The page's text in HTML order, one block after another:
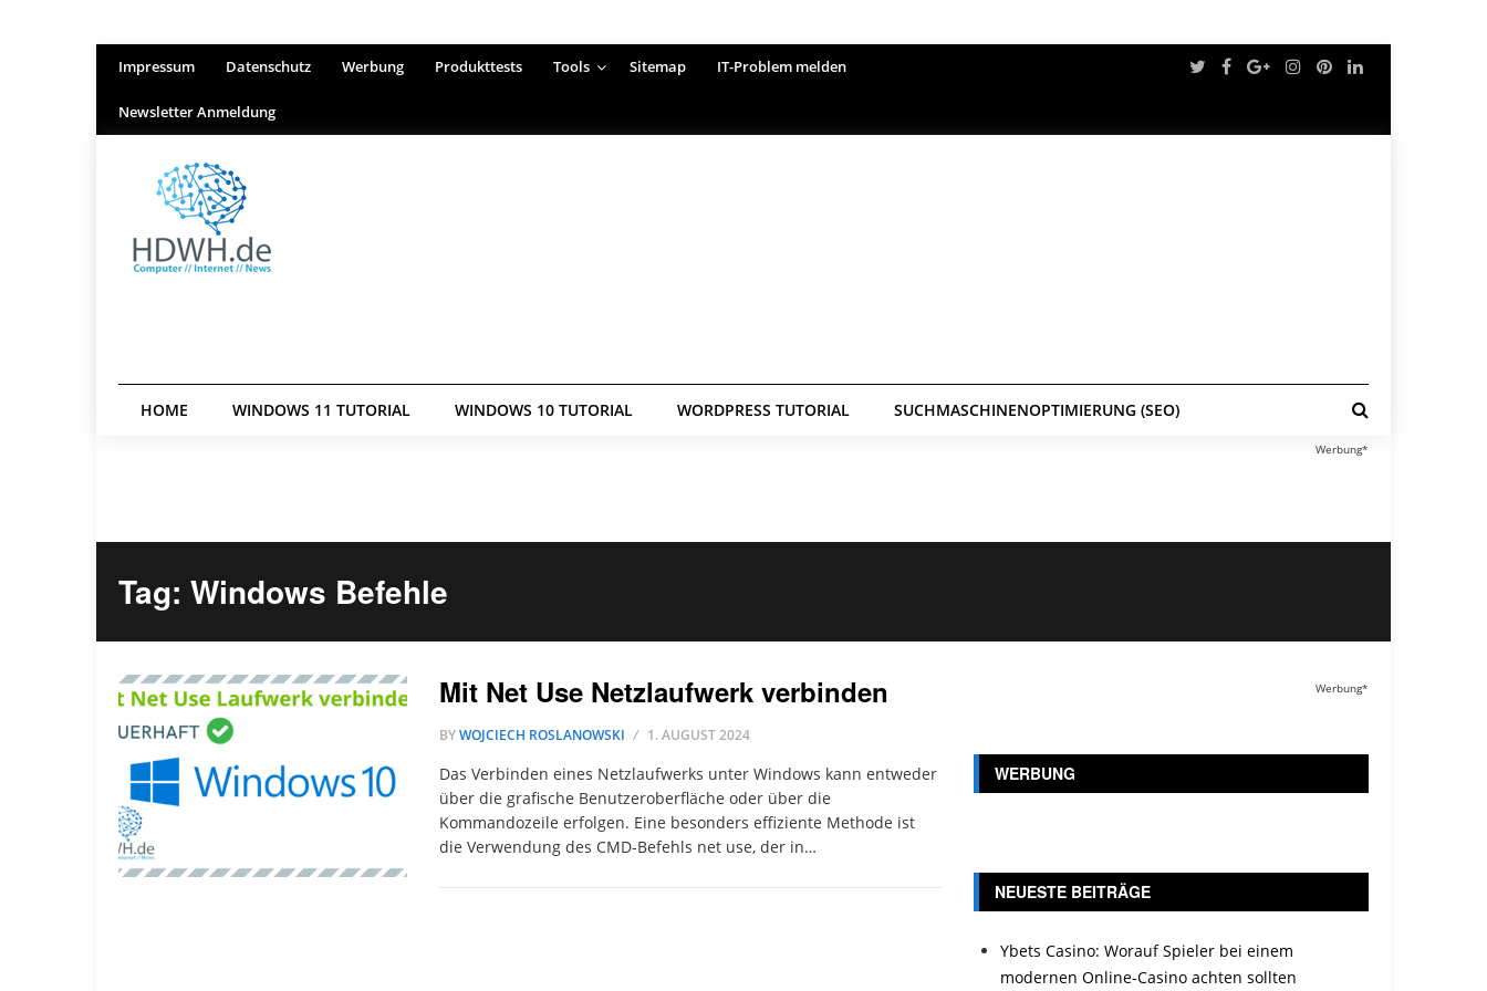
Impressum Datenschutz Werbung Produkttests Tools Sitemap IT-Problem melden
Newsletter Anmeldung
HOME WINDOWS 11 TUTORIAL WINDOWS 10 TUTORIAL WORDPRESS TUTORIAL SUCHMASCHINENOPTIMIERUNG (SEO)
Werbung*
Tag: Windows Befehle
Mit Net Use Netzlaufwerk verbinden
BYWOJCIECH ROSLANOWSKI 1. AUGUST 2024
Das Verbinden eines Netzlaufwerks unter Windows kann entweder
über die grafische Benutzeroberfläche oder über die
Kommandozeile erfolgen. Eine besonders effiziente Methode ist
die Verwendung des CMD-Befehls net use, der in…
Werbung*
WERBUNG
NEUESTE BEITRÄGE
Ybets Casino: Worauf Spieler bei einem
modernen Online-Casino achten sollten